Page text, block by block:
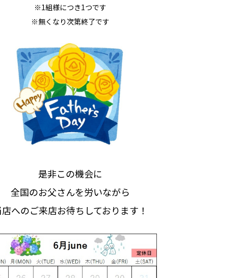
※1組様につき1つです
※無くなり次第終了です
是非この機会に
全国のお父さんを労いながら
店へのご来店お待ちしております！